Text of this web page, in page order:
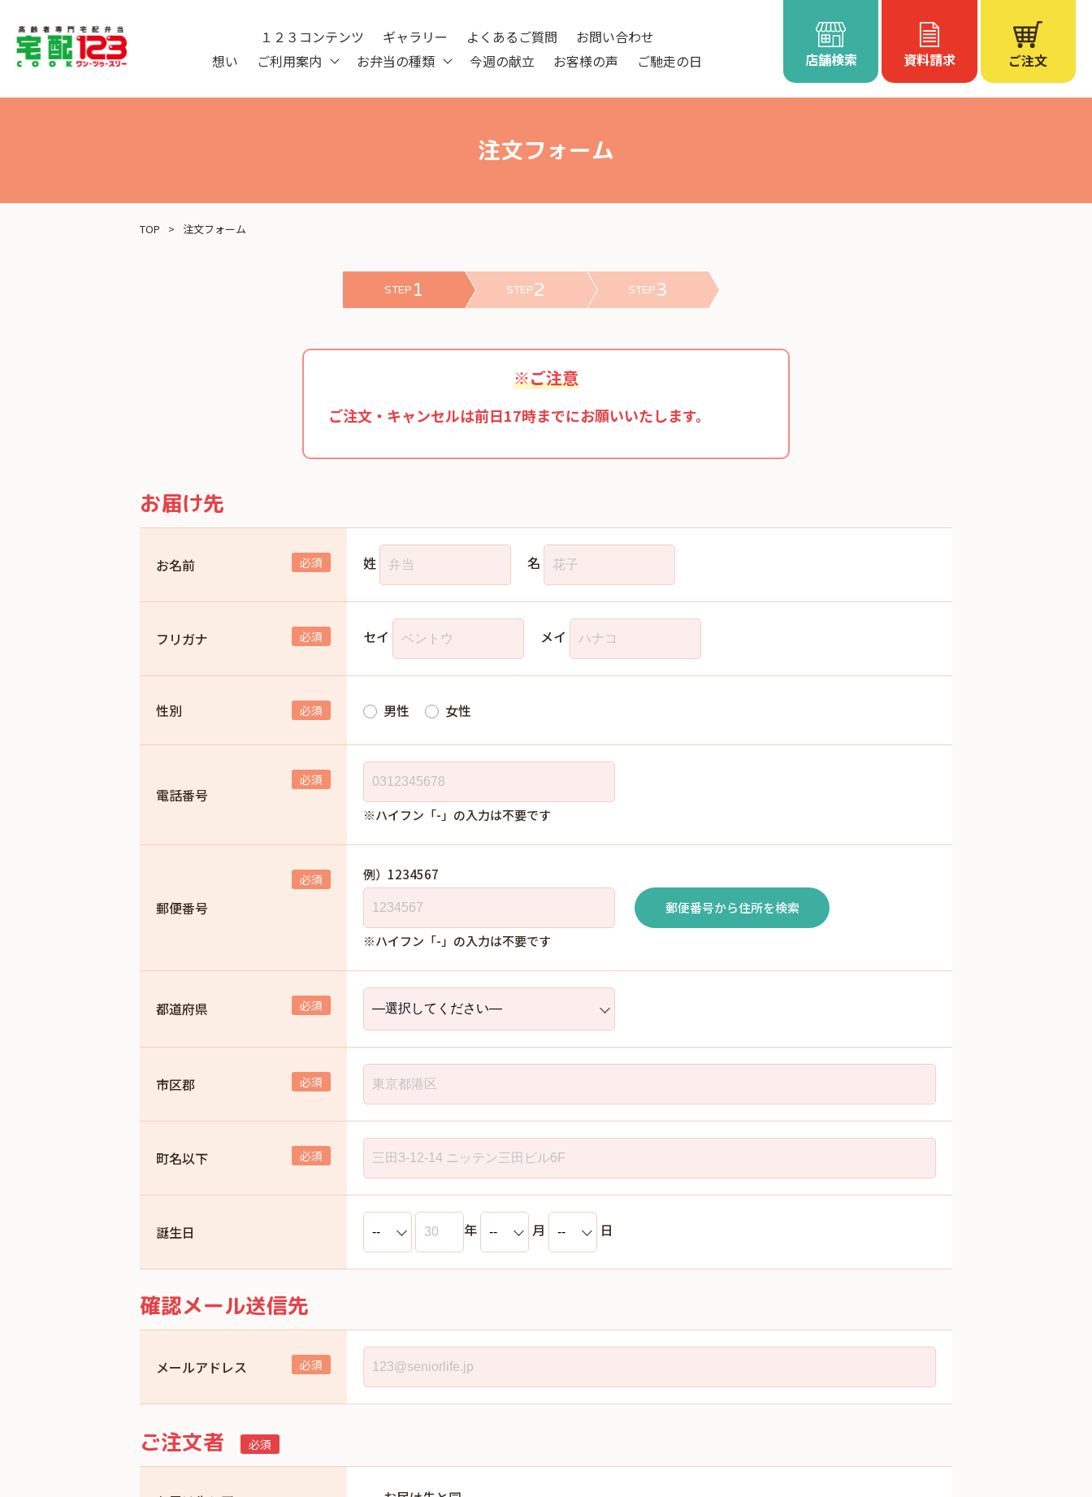
想い ご利用案内 お弁当の種類 今週の献立 お客様の声 ご馳走の日
１２３コンテンツ ギャラリー よくあるご質問
お問い合わせ
店舗検索
資料請求 ご注文
注文フォーム
TOP 注文フォーム
STEP 1 STEP2 STEP3
※ご注意
ご注文・キャンセルは前日17時までにお願いいたします。
お届け先
お名前 姓 名
フリガナ セイ メイ
性別 男性 女性
電話番号
※ハイフン「-」の入力は不要です
郵便番号
例）1234567
郵便番号から住所を検索
※ハイフン「-」の入力は不要です
都道府県
市区郡
町名以下
誕生日 年 月 日
確認メール送信先
メールアドレス
ご注文者